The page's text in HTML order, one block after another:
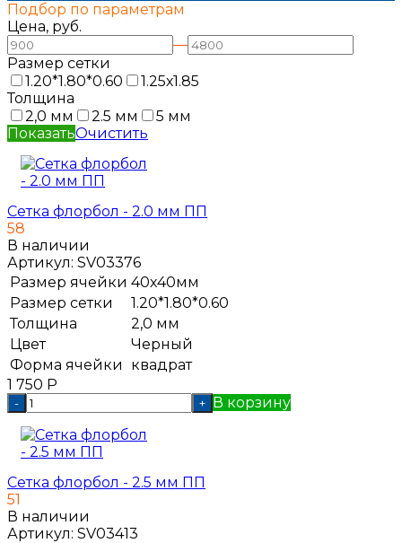
Подбор по параметрам
Цена, руб.
—
Размер сетки
1.20*1.80*0.60
1.25х1.85
Толщина
2,0 мм
2.5 мм
5 мм
ПоказатьОчистить
Сетка флорбол - 2.0 мм ПП
58
В наличии
Артикул: SV03376
Размер ячейки 40х40мм
Размер сетки
1.20*1.80*0.60
Толщина
2,0 мм
Цвет
Черный
Форма ячейки
квадрат
1 750 Р
- + В корзину
Сетка флорбол - 2.5 мм ПП
51
В наличии
Артикул: SV03413